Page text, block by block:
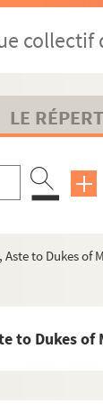
collectif
LE
to Dukes of
to Dukes
- Socialistes
de Granvelle.